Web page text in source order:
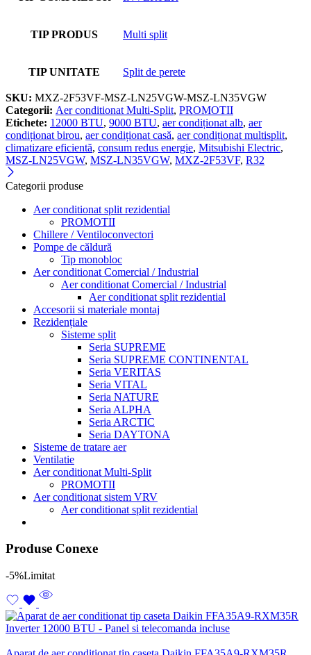
TIP PRODUS Multi split
TIP UNITATE Split de perete
SKU: MXZ-2F53VF-MSZ-LN25VGW-MSZ-LN35VGW
Categorii: Aer conditionat Multi-Split, PROMOTII
Etichete: 12000 BTU, 9000 BTU, aer condiționat alb, aer
condiționat birou, aer condiționat casă, aer condiționat multisplit,
climatizare eficientă, consum redus energie, Mitsubishi Electric,
MSZ-LN25VGW, MSZ-LN35VGW, MXZ-2F53VF, R32
Categorii produse
Aer conditionat split rezidential
PROMOTII
Chillere / Ventiloconvectori
Pompe de căldură
Tip monobloc
Aer conditionat Comercial / Industrial
Aer conditionat Comercial / Industrial
Aer conditionat split rezidential
Accesorii si materiale montaj
Rezidențiale
Sisteme split
Seria SUPREME
Seria SUPREME CONTINENTAL
Seria VERITAS
Seria VITAL
Seria NATURE
Seria ALPHA
Seria ARCTIC
Seria DAYTONA
Sisteme de tratare aer
Ventilatie
Aer conditionat Multi-Split
PROMOTII
Aer conditionat sistem VRV
Aer conditionat split rezidential
Produse Conexe
-5%Limitat